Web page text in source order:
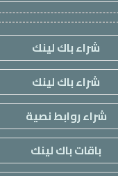
شراء باك لينك
شراء باك لينك
شراء روابط نصية
باقات باك لينك